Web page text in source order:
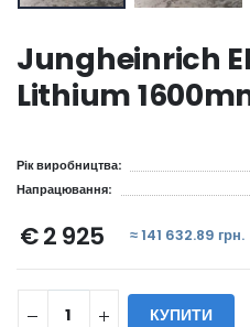
Jungheinrich
Lithium
Рік виробництва:
Напрацювання:
€ 2 925 ≈ 141 632.89 грн.
КУПИТИ